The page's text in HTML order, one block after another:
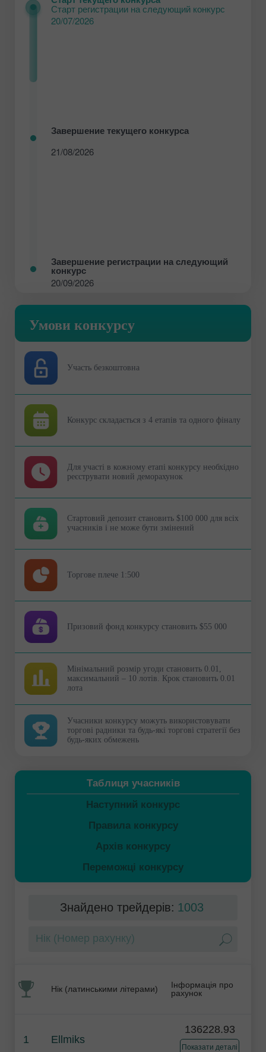
Старт регистрации на следующий конкурс
20/07/2026
Завершение текущего конкурса
21/08/2026
Завершение регистрации на следующий
конкурс
20/09/2026
Умови конкурсу
Участь безкоштовна
Конкурс складається з 4 етапів та одного фіналу
Для участі в кожному етапі конкурсу необхідно
реєструвати новий деморахунок
Стартовий депозит становить $100 000 для всіх
учасників і не може бути змінений
Торгове плече 1:500
Призовий фонд конкурсу становить $55 000
Мінімальний розмір угоди становить 0.01,
максимальний – 10 лотів. Крок становить 0.01
лота
Учасники конкурсу можуть використовувати
торгові радники та будь-які торгові стратегії без
будь-яких обмежень
Таблиця учасників
Наступний конкурс
Правила конкурсу
Архів конкурсу
Переможці конкурсу
Знайдено трейдерів: 1003
Нік (латинськими літерами)
Інформація про
рахунок
1 Ellmiks
136228.93
Показати деталі